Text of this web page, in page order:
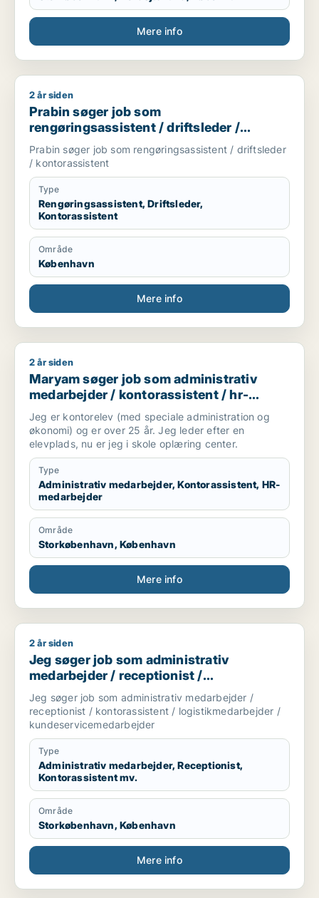
Mere info
Prabin søger job som rengøringsassistent / driftsleder /
2 år siden
Prabin søger job som
rengøringsassistent / driftsleder /
kontorassistent
Prabin søger job som rengøringsassistent / driftsleder
/ kontorassistent
Type
Rengøringsassistent, Driftsleder,
Kontorassistent
Område
København
Mere info
Maryam søger job som administrativ medarbejder /
2 år siden
Maryam søger job som administrativ
medarbejder / kontorassistent / hr-
medarbejder
Jeg er kontorelev (med speciale administration og
økonomi) og er over 25 år. Jeg leder efter en
elevplads, nu er jeg i skole oplæring center.
Type
Administrativ medarbejder, Kontorassistent, HR-
medarbejder
Område
Storkøbenhavn, København
Mere info
Jeg søger job som administrativ medarbejder /
2 år siden
Jeg søger job som administrativ
medarbejder / receptionist /
kontorassistent / logistikmedarbejder /
kundeservicemedarbejder
Jeg søger job som administrativ medarbejder /
receptionist / kontorassistent / logistikmedarbejder /
kundeservicemedarbejder
Type
Administrativ medarbejder, Receptionist,
Kontorassistent mv.
Område
Storkøbenhavn, København
Mere info